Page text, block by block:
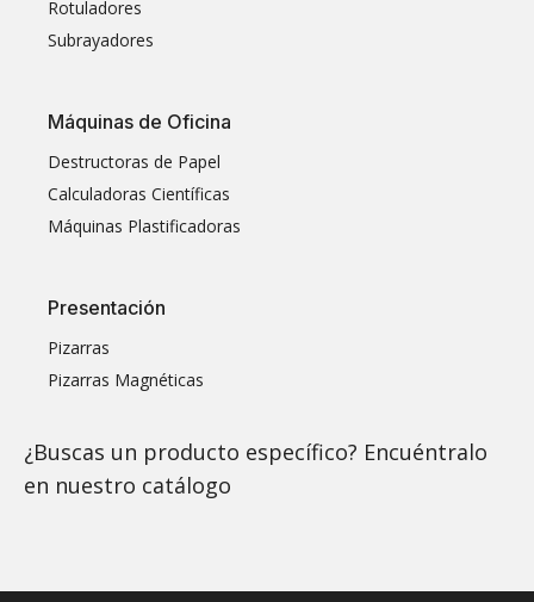
Rotuladores
Subrayadores
Máquinas de Oficina
Destructoras de Papel
Calculadoras Científicas
Máquinas Plastificadoras
Presentación
Pizarras
Pizarras Magnéticas
¿Buscas un producto específico? Encuéntralo
en nuestro catálogo